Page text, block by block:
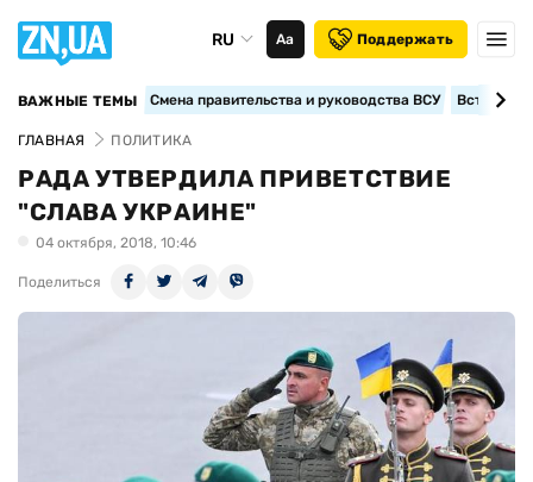
RU Аа Поддержать
ВАЖНЫЕ ТЕМЫ Смена правительства и руководства ВСУ
ГЛАВНАЯ ПОЛИТИКА
РАДА УТВЕРДИЛА ПРИВЕТСТВИЕ
"СЛАВА УКРАИНЕ"
04 октября, 2018, 10:46
Поделиться